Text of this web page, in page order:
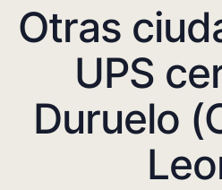
Otras
UPS
Duruelo